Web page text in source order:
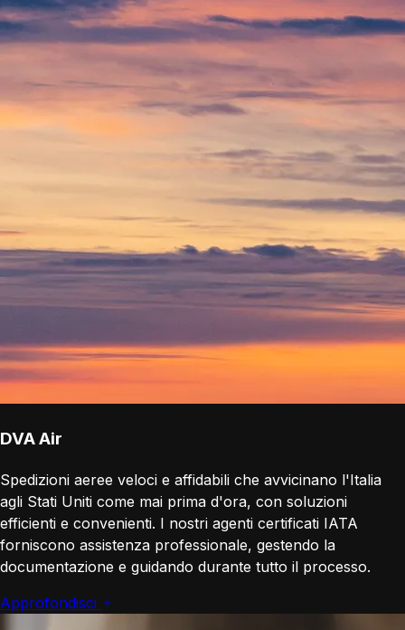
DVA Air
Spedizioni aeree veloci e affidabili che avvicinano l'Italia
agli Stati Uniti come mai prima d'ora, con soluzioni
efficienti e convenienti. I nostri agenti certificati IATA
forniscono assistenza professionale, gestendo la
documentazione e guidando durante tutto il processo.
Approfondisci